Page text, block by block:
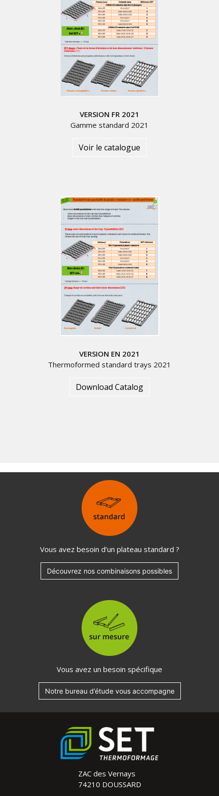
VERSION FR 2021
Gamme standard 2021
Voir le catalogue
VERSION EN 2021
Thermoformed standard trays 2021
Download Catalog
Vous avez besoin d’un plateau standard ?
Découvrez nos combinaisons possibles
Vous avez un besoin spécifique
Notre bureau d’étude vous accompagne
ZAC des Vernays
74210 DOUSSARD